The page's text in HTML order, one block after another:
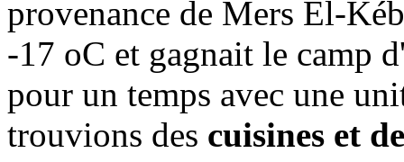
provenance de Mers El-
-17 oC et gagnait le camp
pour un temps avec une
trouvions des cuisines et